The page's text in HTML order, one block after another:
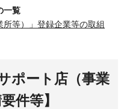
一覧
所等）」登録企業等の取組
ポート店（事業
件等】